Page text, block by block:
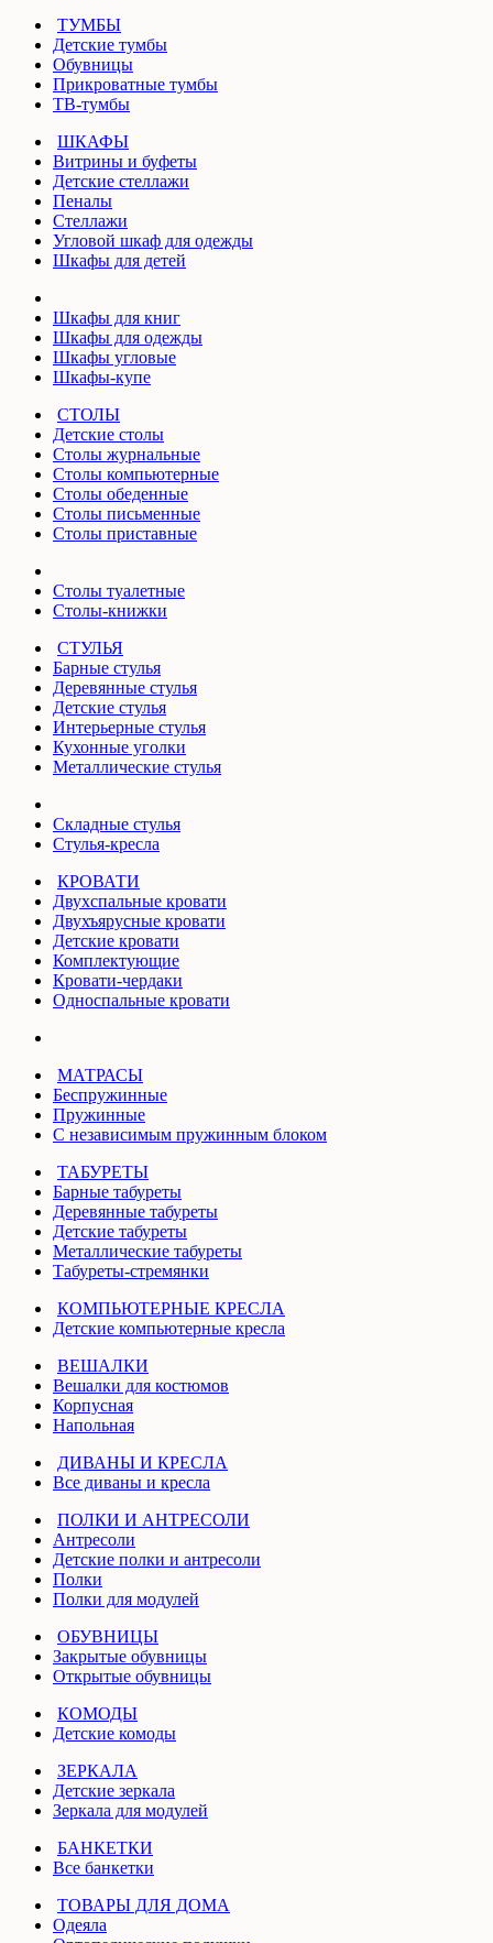
ТУМБЫ
Детские тумбы
Обувницы
Прикроватные тумбы
ТВ-тумбы
ШКАФЫ
Витрины и буфеты
Детские стеллажи
Пеналы
Стеллажи
Угловой шкаф для одежды
Шкафы для детей
Шкафы для книг
Шкафы для одежды
Шкафы угловые
Шкафы-купе
СТОЛЫ
Детские столы
Столы журнальные
Столы компьютерные
Столы обеденные
Столы письменные
Столы приставные
Столы туалетные
Столы-книжки
СТУЛЬЯ
Барные стулья
Деревянные стулья
Детские стулья
Интерьерные стулья
Кухонные уголки
Металлические стулья
Складные стулья
Стулья-кресла
КРОВАТИ
Двухспальные кровати
Двухъярусные кровати
Детские кровати
Комплектующие
Кровати-чердаки
Односпальные кровати
МАТРАСЫ
Беспружинные
Пружинные
С независимым пружинным блоком
ТАБУРЕТЫ
Барные табуреты
Деревянные табуреты
Детские табуреты
Металлические табуреты
Табуреты-стремянки
КОМПЬЮТЕРНЫЕ КРЕСЛА
Детские компьютерные кресла
ВЕШАЛКИ
Вешалки для костюмов
Корпусная
Напольная
ДИВАНЫ И КРЕСЛА
Все диваны и кресла
ПОЛКИ И АНТРЕСОЛИ
Антресоли
Детские полки и антресоли
Полки
Полки для модулей
ОБУВНИЦЫ
Закрытые обувницы
Открытые обувницы
КОМОДЫ
Детские комоды
ЗЕРКАЛА
Детские зеркала
Зеркала для модулей
БАНКЕТКИ
Все банкетки
ТОВАРЫ ДЛЯ ДОМА
Одеяла